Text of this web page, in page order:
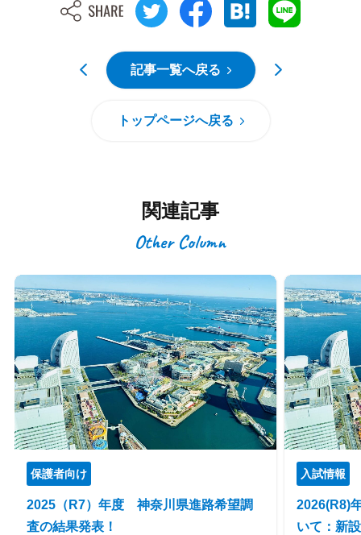
記事一覧へ戻る
トップページへ戻る
関連記事
Other Column
保護者向け
2025（R7）年度 神奈川県進路希望調
査の結果発表！
入試情報
2026(R8)
いて：新